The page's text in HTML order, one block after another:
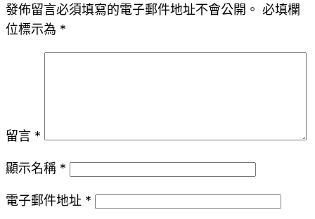
發佈留言必須填寫的電子郵件地址不會公開。 必填欄
位標示為 *
留言 *
顯示名稱 *
電子郵件地址 *